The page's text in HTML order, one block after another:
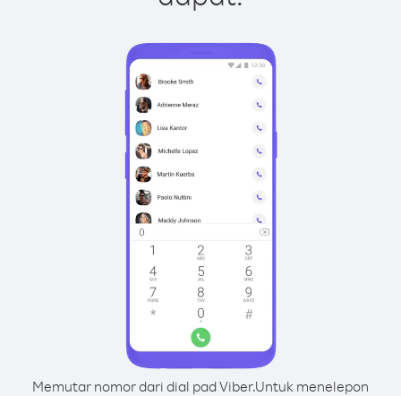
Memutar nomor dari dial pad Viber.Untuk menelepon